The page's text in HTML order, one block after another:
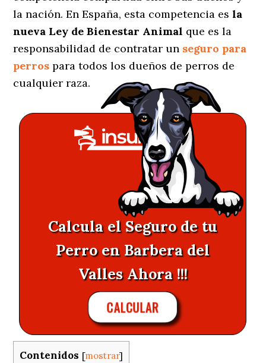
la nación. En España, esta competencia esla
nueva Ley de Bienestar Animal que es la
responsabilidad de contratar un seguro para
perros para todos los dueños de perros de
cualquier raza.
Calcula el Seguro de tu
Perro en Barbera del
Valles Ahora !!!
CALCULAR
Contenidos [mostrar]